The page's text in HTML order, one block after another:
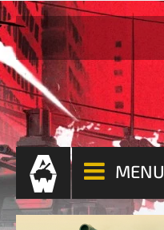
MENU